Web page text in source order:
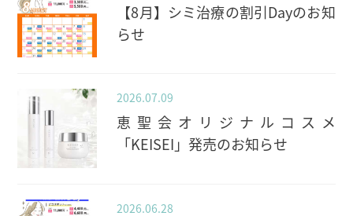
【8月】シミ治療の割引Dayのお知
らせ
2026.07.09
恵聖会オリジナルコスメ
「KEISEI」発売のお知らせ
2026.06.28